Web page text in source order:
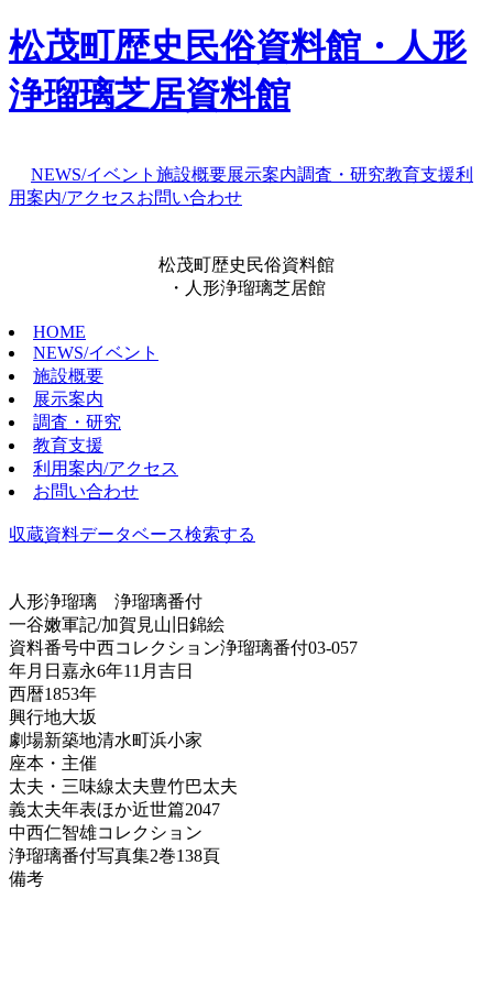
松茂町歴史民俗資料館・人形
浄瑠璃芝居資料館
NEWS/イベント 施設概要展示案内調査・研究教育支援利
用案内/アクセスお問い合わせ
松茂町歴史民俗資料館
・人形浄瑠璃芝居館
HOME
NEWS/イベント
施設概要
展示案内
調査・研究
教育支援
利用案内/アクセス
お問い合わせ
収蔵資料データベース検索する
人形浄瑠璃 浄瑠璃番付
一谷嫩軍記/加賀見山旧錦絵
資料番号中西コレクション浄瑠璃番付03-057
年月日 嘉永6年11月吉日
西暦1853年
興行地大坂
劇場新築地清水町浜小家
座本・主催
太夫・三味線太夫豊竹巴太夫
義太夫年表ほか近世篇2047
中西仁智雄コレクション
浄瑠璃番付写真集2巻138頁
備考